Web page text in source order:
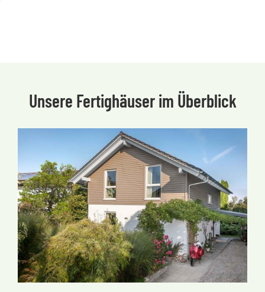
Unsere Fertighäuser im Überblick